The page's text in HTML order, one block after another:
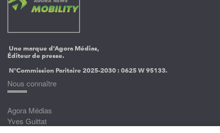
Une marque d’Agora Médias,
Éditeur de presse.
N°Commission Paritaire 2025-2030 :0625 W 95133.
Nous connaître
Agora Médias
Yves Guittat